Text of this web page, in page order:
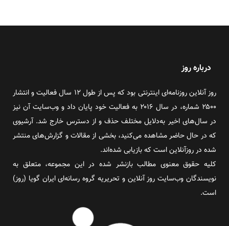
درباره روز
روز آنلاین روزنامه‌ای اینترنتی بود که پس از طول ۱۲ سال فعالیت و انتشار
۲۵۰۰ شماره، در سال ۲۰۱۶ به فعالیت خود پایان داد و وب‌سایت آن نیز
در سال‌های اخیر به‌دلایل مختلف حذف و از دسترس خارج شد. آرشیوی
که در حال حاضر مشاهده می‌کنید، بخشی از مقالات و گزارش‌های منتشر
شده در روزآنلاین است که بازیابی شده‌اند.
کلیه حقوق معنوی مطالب بازنشر شده در این مجموعه، متعلق به
نویسندگان وب‌سایت روز آنلاین و تحریریه گروه رسانه‌ای ایران گویا (روز)
است.